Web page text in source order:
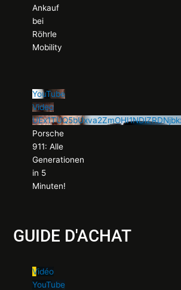
Ankauf
bei
Röhrle
Mobility
YouTube
Video
Porsche
911: Alle
Generationen
in 5
Minuten!
GUIDE D'ACHAT
Vidéo
YouTube